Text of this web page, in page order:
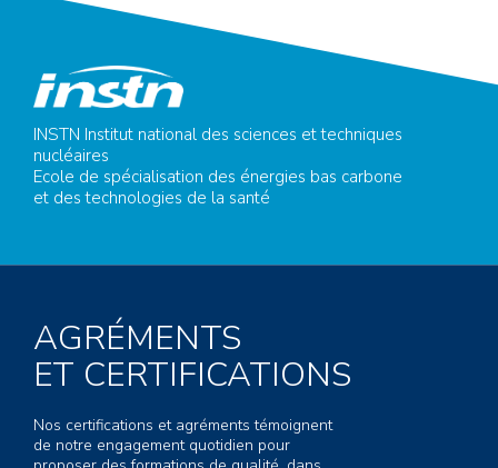
INSTN Institut national des sciences et techniques
nucléaires
Ecole de spécialisation des énergies bas carbone
et des technologies de la santé
AGRÉMENTS
ET CERTIFICATIONS
Nos certifications et agréments témoignent
de notre engagement quotidien pour